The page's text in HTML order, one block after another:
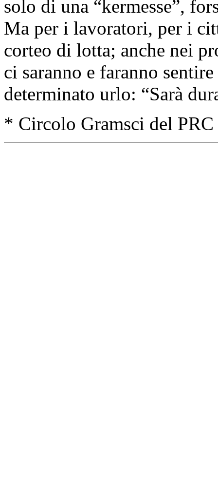
solo di una “kermesse”,
Ma per i lavoratori, per i
corteo di lotta; anche nei
ci saranno e faranno
determinato urlo: “Sarà
* Circolo Gramsci del